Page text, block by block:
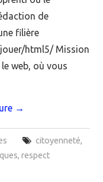
de
filière
html5/ Mission
web, où vous
→
citoyenneté,
,respect